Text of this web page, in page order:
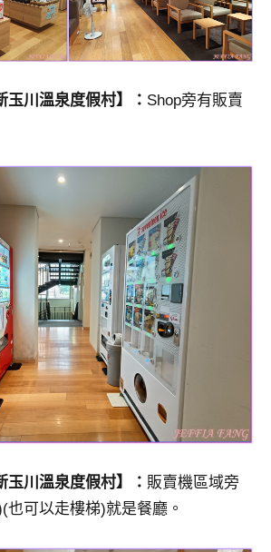
玉川溫泉度假村】： Shop旁有販賣
玉川溫泉度假村】： 販賣機區域旁
也可以走樓梯)就是餐廳。